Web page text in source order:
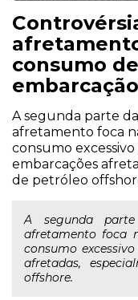
consumo
A segunda parte
afretamento foca
consumo
embarcações
de petróleo
A segunda
afretamento foca
consumo
afretadas,
offshore.